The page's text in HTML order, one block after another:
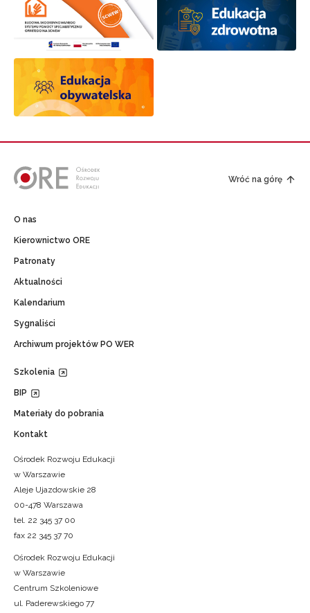
Wróć na górę
O nas
Kierownictwo ORE
Patronaty
Aktualności
Kalendarium
Sygnaliści
Archiwum projektów PO WER
Szkolenia
BIP
Materiały do pobrania
Kontakt
Ośrodek Rozwoju Edukacji
w Warszawie
Aleje Ujazdowskie 28
00-478 Warszawa
tel. 22 345 37 00
fax 22 345 37 70
Ośrodek Rozwoju Edukacji
w Warszawie
Centrum Szkoleniowe
ul. Paderewskiego 77